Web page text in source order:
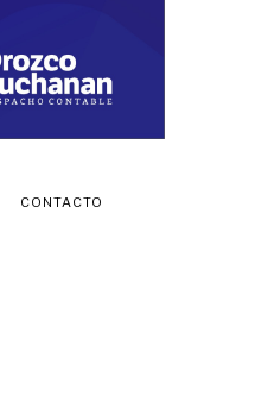
CONTACTO